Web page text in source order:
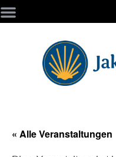
« Alle Veranstaltungen